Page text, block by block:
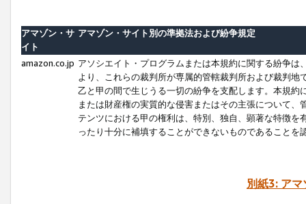
アマゾン・サ
イト
アマゾン・サイト別の準拠法および紛争規定
amazon.co.jp アソシエイト・プログラムまたは本規約に関する紛争
より、これらの裁判所が専属的管轄裁判所および裁判
乙と甲の間で生じうる一切の紛争を支配します。本規
または財産権の実質的な侵害またはその主張について
テンツにおける甲の権利は、特別、独自、顕著な特徴
ったり十分に補填することができないものであることを
別紙3: ア